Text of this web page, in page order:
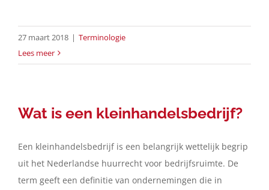
27 maart 2018 | Terminologie
Lees meer
Wat is een kleinhandelsbedrijf?
Een kleinhandelsbedrijf is een belangrijk wettelijk begrip
uit het Nederlandse huurrecht voor bedrijfsruimte. De
term geeft een definitie van ondernemingen die in